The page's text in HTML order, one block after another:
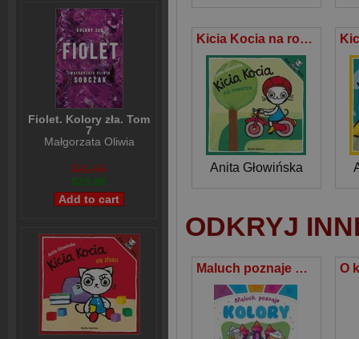
Fiolet. Kolory zła. Tom
7
Małgorzata Oliwia
$31,66
$25,98
Kicia Kocia na rowerze
Anita Głowińska
ODKRYJ
Maluch poznaje Kolory Książeczka z naklejkami wielokrotnego użytku